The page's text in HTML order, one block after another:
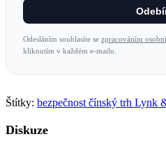
Odesláním souhlasíte se zpracováním
kliknutím v každém e-mailu.
Štítky: bezpečnost čínský trh Lynk
Diskuze